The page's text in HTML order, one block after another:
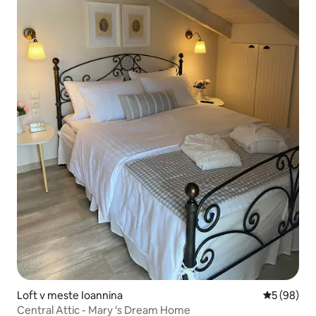
Loft v meste Ioannina
5 (98)
Central Attic - Mary 's Dream Home